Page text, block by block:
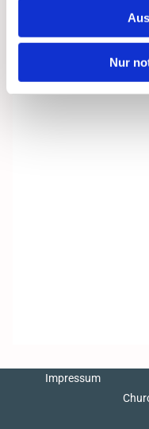
Nur
Impressum